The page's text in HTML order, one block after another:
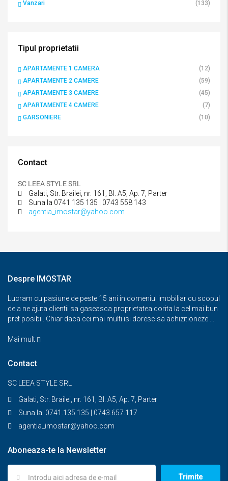
Vanzari (133)
Tipul proprietatii
APARTAMENTE 1 CAMERA
(12)
APARTAMENTE 2 CAMERE
(59)
APARTAMENTE 3 CAMERE
(45)
APARTAMENTE 4 CAMERE
(7)
GARSONIERE
(10)
Contact
SC LEEA STYLE SRL
Galati, Str. Brailei, nr. 161, Bl. A5, Ap. 7, Parter
Suna la 0741 135 135 | 0743 558 143
agentia_imostar@yahoo.com
Despre IMOSTAR
Lucram cu pasiune de peste 15 ani in domeniul imobiliar cu scopul
de a ne ajuta clientii sa gaseasca proprietatea dorita la cel mai bun
pret posibil. Chiar daca cei mai multi isi doresc sa achizitioneze ...
Mai mult
Contact
SC LEEA STYLE SRL
Galati, Str. Brailei, nr. 161, Bl. A5, Ap. 7, Parter
Suna la: 0741.135.135 | 0743.657.117
agentia_imostar@yahoo.com
Aboneaza-te la Newsletter
Trimite